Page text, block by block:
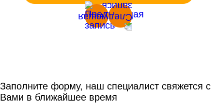
Заполните форму, наш специалист свяжется с
Вами в ближайшее время